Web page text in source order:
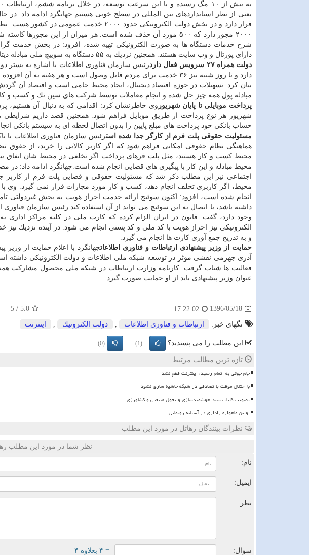
قرار دارد و در بخش دولت الكترونیكی حدود ۲۰۰۰
۲۰۰۰ مجوز دارد كه ۵۰۰ مورد آن حذف شده است. هر میزان از این
دارای پورتال و وب سایت هستند. همچنین نزدیك به ۵۵ دستگاه به سوییچ ملی مبادله دیتا متصل شدند. یعنی می توانند خدمات تركیبی داشته باشند.
دولت همراه ۲۷ سرویس فعال دارد
دارد و تا روز شنبه نیز ۳۶ خدمت برای مردم قابل وصول است و هر هفته
بیان كرد: تسهیلات در حوزه اقتصاد دیجیتال، ایجاد محیط حامی است و اقتصاد
مبادله پول همه چیز حل شده و انجام معاملات توسط شركت های سین تك و كسب و
پرداخت موبایلی تا پایان شهریور وی خاطرنشان كرد: اقدامی كه به دنبال آن هستیم،
شهریور هر نوع پرداخت از طریق موبایل فراهم شود. همچنین قصد داریم شرایطی
حساب بانكی خود پرداخت های مبلغ پایین را بدون اتصال لحظه ای به سیستم بانكی
مسئولیت حقوقی پلت فرم از كارگر جدا شده استرئیس سازمان فناوری اطلاعات با
هماهنگی نظام حقوقی امكانی فراهم شود كه اگر كاربر كالایی را خرید، از
محیط كسب و كار هستند، مثل پلت فرهای پرداخت اگر تخلفی در محیط شان اتفاق
محیط مبادله و این كار با پیگیری های قضایی انجام شده است.جهانگرد ادامه داد:
اجتماعی نیز این مطلب ذكر شد كه مسئولیت حقوقی و قضایی پلت فرم از كاربر
محیط، اگر كاربری تخلف انجام دهد، كسب و كار مورد مجازات قرار نمی گیرد. وی با
انجام شده است، افزود: اكنون سوئیچ ارائه خدمت احراز هویت به بخش غیردولتی
داشته باشد، با اتصال به این سوئیچ می تواند از آن استفاده كند.رئیس سازمان
وجود دارد، گفت: قانون در ایران الزام كرده كه كارت ملی در كلیه مراكز
الكترونیكی نیز احراز هویت با كد ملی و كد پستی انجام می شود. در آینده نزدیك نیز
و به تدریج جمع آوری كارت ها انجام می گیرد.
حمایت از وزیر پیشنهادی ارتباطات و فناوری اطلاعاتجهانگرد با اعلام حمایت از وزیر
آذری جهرمی نقشی موثر در توسعه شبكه ملی اطلاعات و دولت الكترونیكی
فعالیت ها شتاب گرفت. كارنامه وزارت ارتباطات در شبكه ملی محصول مشاركت
عنوان وزیر پیشنهادی باید از او حمایت صورت گیرد.
1396/05/18
17:22:02
5.0
/
5
تگهای خبر: ارتباطات و فناوری اطلاعات دولت الكترونیك اینترنت
این مطلب را می پسندید؟ (1)
(0)
تازه ترین مطالب مرتبط
️جام جهانی به اتمام رسید، اینترنت قطع نشد
با اختلال موقت یا تصادفی در شبکه حاشیه سازی نشود
تصویب کلیات سند هوشمندسازی و تحول صنعتی و کشاورزی
اولین ماهواره راداری در آستانه رونمایی
نظرات بینندگان رهاتل در مورد این مطلب
نظر شما در مورد این مطلب
نام:
ایمیل:
نظر:
سوال: = ۴ بعلاوه ۴